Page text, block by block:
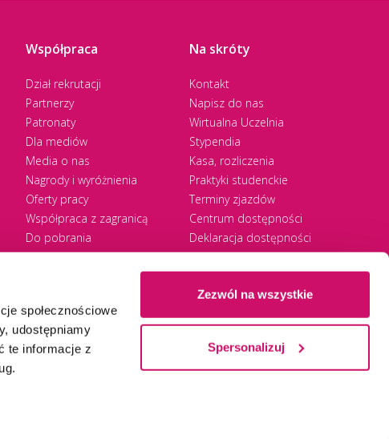
społecznościowe
udostępniamy
te informacje z
Zezwól na wszystkie
Spersonalizuj
Współpraca
Dział rekrutacji
Partnerzy
Patronaty
Dla mediów
Media o nas
Nagrody i wyróżnienia
Oferty pracy
Współpraca z zagranicą
Do pobrania
Na skróty
Kontakt
Napisz do nas
Wirtualna Uczelnia
Stypendia
Kasa, rozliczenia
Praktyki studenckie
Terminy zjazdów
Centrum dostępności
Deklaracja dostępności
RODO
Ⓒ 2026 Akademia WSBWSB University